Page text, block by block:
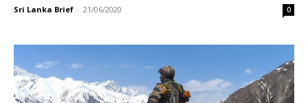
Sri Lanka Brief - 21/06/2020 0